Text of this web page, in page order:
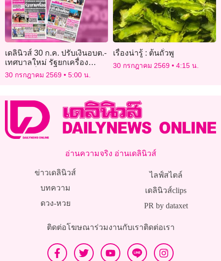
เดลินิวส์ 30 ก.ค. ปรับเงินอบต.-
เทศบาลใหม่ รัฐยกเครื่อง
“ปชน.” เชื่อมีสัญญาณปรับค
30 กรกฎาคม 2569 5:00 น.
เรื่องน่ารู้ : ต้นถั่วพู
30 กรกฎาคม 2569 4:15 น.
อ่านความจริง อ่านเดลินิวส์
ข่าวเดลินิวส์
บทความ
ดวง-หวย
ไลฟ์สไตล์
เดลินิวส์clips
PR by dataxet
ติดต่อโฆษณาร่วมงานกับเราติดต่อเรา